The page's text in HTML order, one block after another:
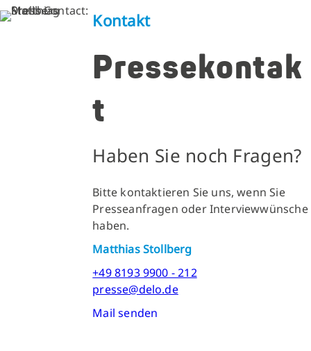
Kontakt
Pressekontak
t
Haben Sie noch Fragen?
Bitte kontaktieren Sie uns, wenn Sie
Presseanfragen oder Interviewwünsche
haben.
Matthias Stollberg
+49 8193 9900 - 212
presse@delo.de
Mail senden